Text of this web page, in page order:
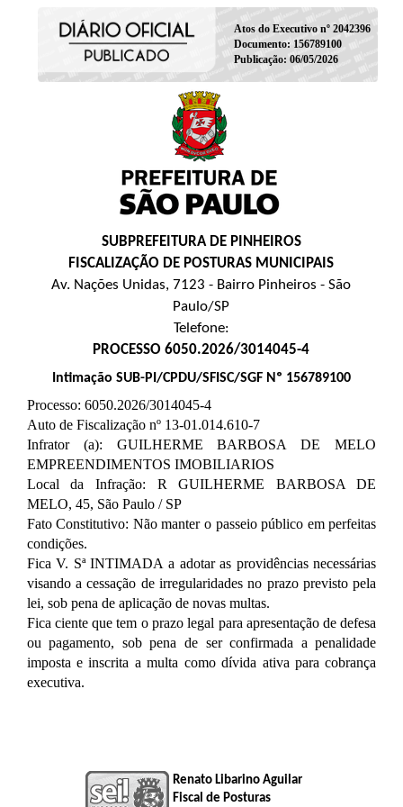
Atos do Executivo nº 2042396
Documento: 156789100
Publicação: 06/05/2026
SUBPREFEITURA DE PINHEIROS
FISCALIZAÇÃO DE POSTURAS MUNICIPAIS
Av. Nações Unidas, 7123 - Bairro Pinheiros - São
Paulo/SP
Telefone:
PROCESSO 6050.2026/3014045-4
Intimação SUB-PI/CPDU/SFISC/SGF Nº 156789100
Processo: 6050.2026/3014045-4
Auto de Fiscalização nº 13-01.014.610-7
Infrator (a):
EMPREENDIMENTOS IMOBILIARIOS
Local da Infração: R GUILHERME BARBOSA DE
MELO, 45, São Paulo / SP
Fato Constitutivo: Não manter o passeio público em perfeitas
condições.
Fica V. Sª INTIMADA a adotar as providências necessárias
visando a cessação de irregularidades no prazo previsto pela
lei, sob pena de aplicação de novas multas.
Fica ciente que tem o prazo legal para apresentação de defesa
ou pagamento, sob pena de ser confirmada a penalidade
imposta e inscrita a multa como dívida ativa para cobrança
executiva.
Renato Libarino Aguilar
Fiscal de Posturas